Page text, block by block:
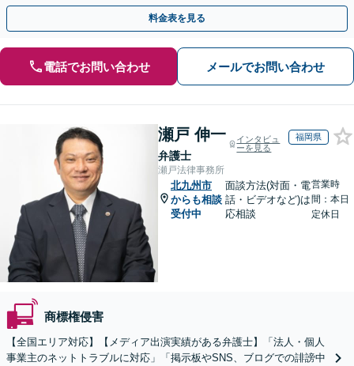
可】【初回相談無料】【夜間休日面談可】
料金表を見る
電話でお問い合わせ メールでお問い合わせ
瀬戸 伸一
弁護士
インタビュ
ーを見る
福岡県
瀬戸法律事務所
北九州市
からも相談
受付中
面談方法(対面・電
話・ビデオなど)は
応相談
営業時
間：本日
定休日
商標権侵害
【全国エリア対応】【メディア出演実績がある弁護士】「法人・個人
事業主のネットトラブルに対応」「掲示板やSNS、ブログでの誹謗中